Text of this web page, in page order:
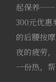
起保养——
300元优惠
的后腰按
夜的疲劳
一份热，